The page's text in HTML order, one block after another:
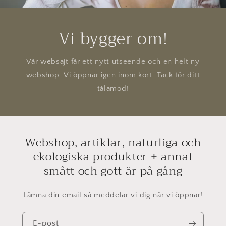
Vi bygger om!
Vår websajt får ett nytt utseende och en helt ny
webshop. Vi öppnar igen inom kort. Tack för ditt
tålamod!
Webshop, artiklar, naturliga och
ekologiska produkter + annat
smått och gott är på gång
Lämna din email så meddelar vi dig när vi öppnar!
E-post